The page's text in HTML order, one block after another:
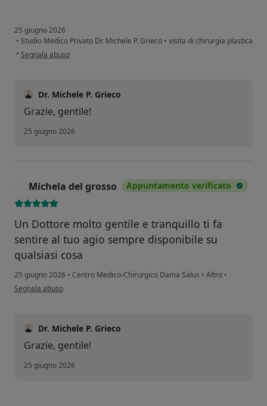
25 giugno 2026
• Studio Medico Privato Dr. Michele P. Grieco • visita di chirurgia plastica
• secondo l'opinione dell'utente D.R.
Segnala abuso
Dr. Michele P. Grieco
Grazie, gentile!
25 giugno 2026
Michela del grosso Appuntamento verificato
Un Dottore molto gentile e tranquillo ti fa
sentire al tuo agio sempre disponibile su
qualsiasi cosa
25 giugno 2026 • Centro Medico-Chirurgico Dama Salus • Altro •
secondo l'opinione dell'utente Michela del grosso
Segnala abuso
Dr. Michele P. Grieco
Grazie, gentile!
25 giugno 2026